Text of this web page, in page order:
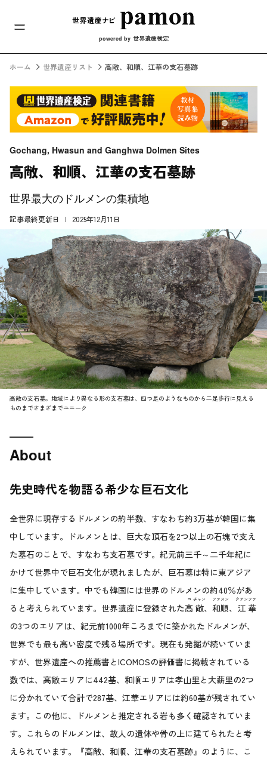
メインナビ
powered by 世界遺産検定
ホーム 世界遺産リスト 高敞、和順、江華の支石墓跡
Gochang, Hwasun and Ganghwa Dolmen Sites
高敞、和順、江華の支石墓跡
世界最大のドルメンの集積地
記事最終更新日 2025年12月11日
高敞の支石墓。地域により異なる形の支石墓は、四つ足のようなものから二足歩行に見える
ものまでさまざまでユニーク
About
先史時代を物語る希少な巨石文化
全世界に現存するドルメンの約半数、すなわち約3万基が韓国に集
中しています。ドルメンとは、巨大な頂石を2つ以上の石塊で支え
た墓石のことで、すなわち支石墓です。紀元前三千～二千年紀に
かけて世界中で巨石文化が現れましたが、巨石墓は特に東アジア
に集中しています。中でも韓国には世界のドルメンの約40％があ
ると考えられています。世界遺産に登録された高
コ
敞
チャン
、 和
ファ
順
スン
、 江
クアン
華
ファ
の3つのエリアは、紀元前1000年ころまでに築かれたドルメンが、
世界でも最も高い密度で残る場所です。現在も発掘が続いていま
すが、世界遺産への推薦書とICOMOSの評価書に掲載されている
数では、高敞エリアに442基、和順エリアは孝山里と大薪里の2つ
に分かれていて合計で287基、江華エリアには約60基が残されてい
ます。この他に、ドルメンと推定される岩も多く確認されていま
す。これらのドルメンは、故人の遺体や骨の上に建てられたと考
えられています。『高敞、和順、江華の支石墓跡』のように、こ